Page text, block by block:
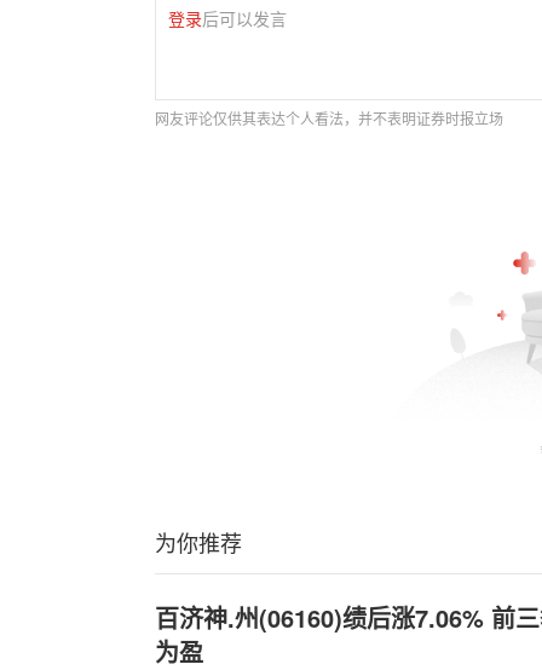
登录后可以发言
网友评论仅供其表达个人看法，并不表明证券时报立场
为你推荐
百济神.州(06160)绩后涨7.06% 前
为盈